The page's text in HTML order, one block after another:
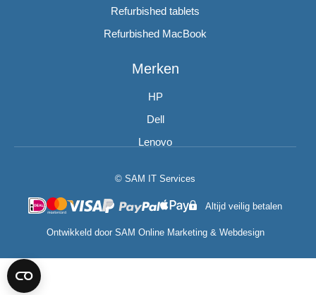
Refurbished tablets
Refurbished MacBook
Merken
HP
Dell
Lenovo
© SAM IT Services
Altijd veilig betalen
Ontwikkeld door SAM Online Marketing& Webdesign